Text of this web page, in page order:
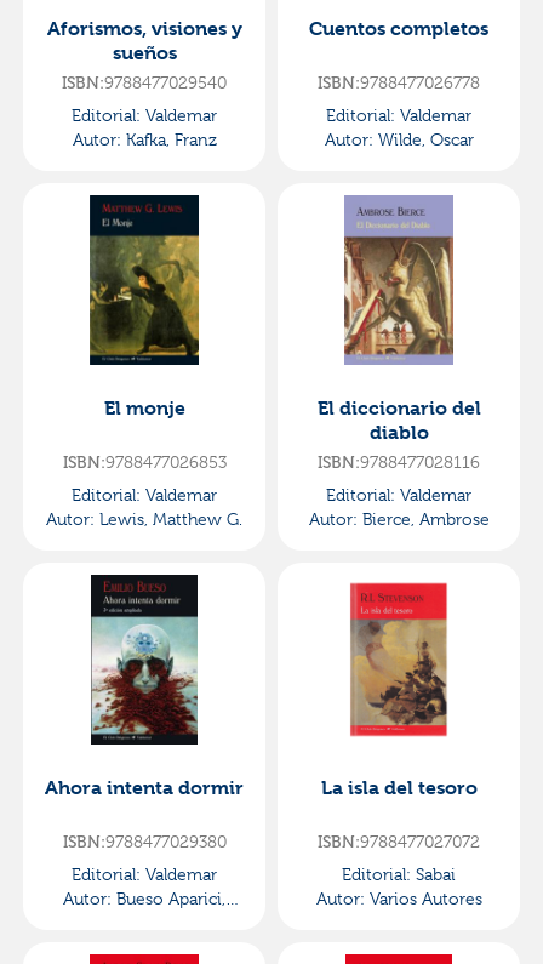
Aforismos, visiones y
sueños
ISBN:9788477029540
Editorial: Valdemar
Autor: Kafka, Franz
Cuentos completos
ISBN:9788477026778
Editorial: Valdemar
Autor: Wilde, Oscar
El monje
ISBN:9788477026853
Editorial: Valdemar
Autor: Lewis, Matthew G.
El diccionario del
diablo
ISBN:9788477028116
Editorial: Valdemar
Autor: Bierce, Ambrose
Ahora intenta dormir
ISBN:9788477029380
Editorial: Valdemar
Autor: Bueso Aparici,
La isla del tesoro
ISBN:9788477027072
Editorial: Sabai
Autor: Varios Autores